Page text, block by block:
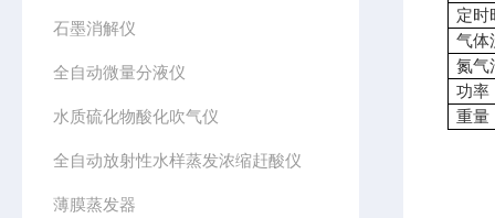
石墨消解仪
全自动微量分液仪
水质硫化物酸化吹气仪
全自动放射性水样蒸发浓缩赶酸仪
薄膜蒸发器
定时
气体
氮气
功率
重量